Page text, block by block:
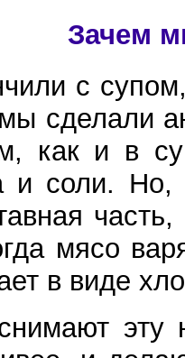
Зачем
с
сделали
как и в
и соли.
мясо
в виде
эту